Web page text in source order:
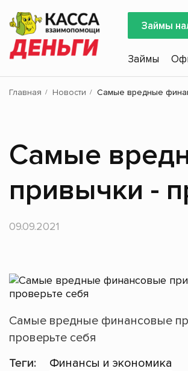
Займы
Займы
Главная Новости Самые вредные
Самые
привычки -
09.09.2021
Самые вредные финансовые
проверьте себя
Теги:
Финансы и экономика